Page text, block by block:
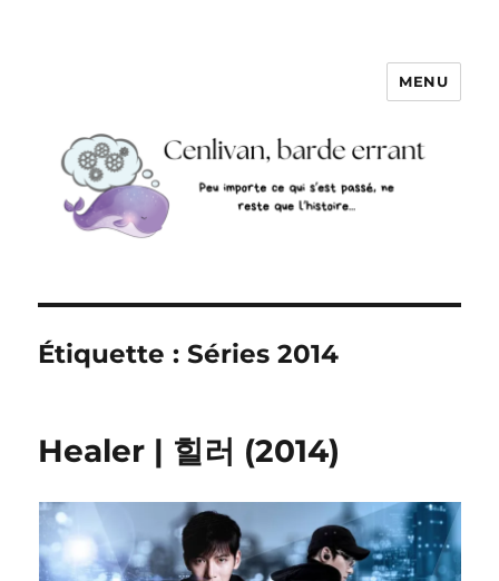
MENU
Étiquette :Séries 2014
Healer | 힐러 (2014)